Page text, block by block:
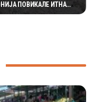
ПОВИКАЛЕ ИТНА